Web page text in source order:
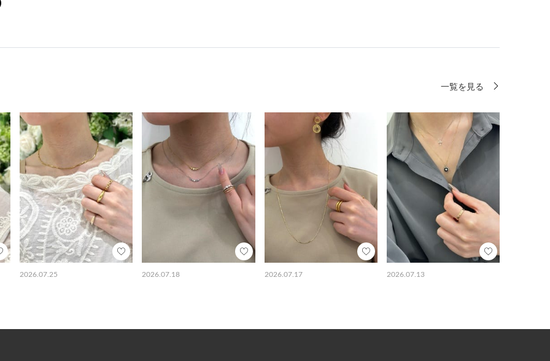
一覧を見る
2026.07.25 2026.07.18 2026.07.17 2026.07.13